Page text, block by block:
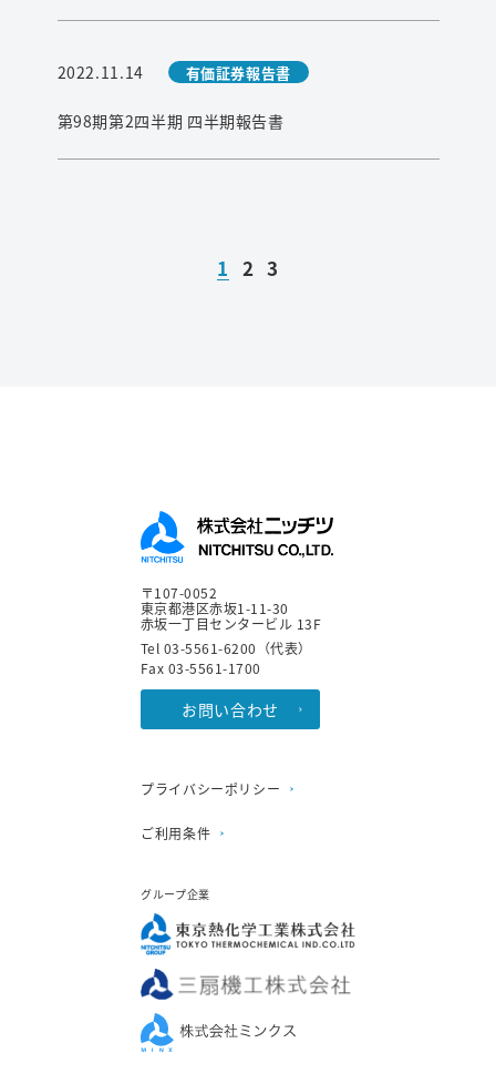
2022.11.14 有価証券報告書
第98期第2四半期 四半期報告書
1 2 3
〒107-0052
東京都港区赤坂1-11-30
赤坂一丁目センタービル 13F
Tel 03-5561-6200（代表）
Fax 03-5561-1700
お問い合わせ
プライバシーポリシー
ご利用条件
グループ企業